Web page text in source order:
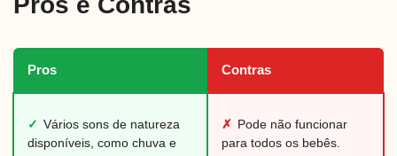
Pros Contras
✓ Vários sons de natureza
disponíveis, como chuva e
✗ Pode não funcionar
para todos os bebês.